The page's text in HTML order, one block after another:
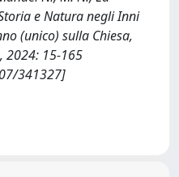
e Natura negli Inni
(unico) sulla Chiesa,
2024: 15-165
341327]